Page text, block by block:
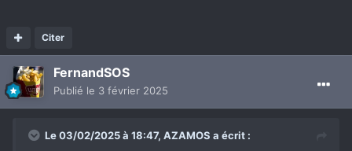
Citer
FernandSOS
Publié le 3 février 2025
Le 03/02/2025 à 18:47, AZAMOS a écrit :